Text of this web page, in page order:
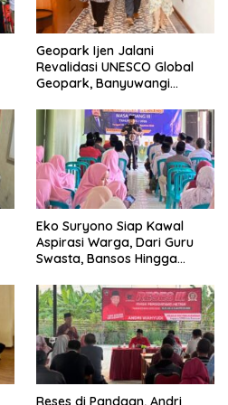
Geopark Ijen Jalani
Revalidasi UNESCO Global
Geopark, Banyuwangi
Warisan Dunia
Eko Suryono Siap Kawal
Aspirasi Warga, Dari Guru
Swasta, Bansos Hingga
Reses di Pandaan, Andri